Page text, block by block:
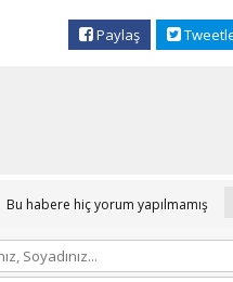
Paylaş
Bu habere hiç yorum yapılmamış